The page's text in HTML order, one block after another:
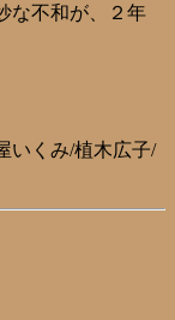
な不和が、２年
いくみ/植木広子/